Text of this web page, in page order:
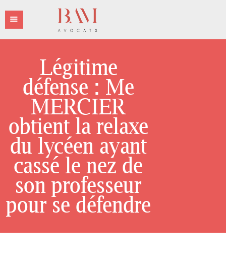
Légitime
défense : Me
MERCIER
obtient la relaxe
du lycéen ayant
cassé le nez de
son professeur
pour se défendre
L’ÉQUIPE BAM
AVOCATS
LES DOMAINES
D’INTERVENTIONS
LES HONORAIRES
LA PRESSE
CONTACT